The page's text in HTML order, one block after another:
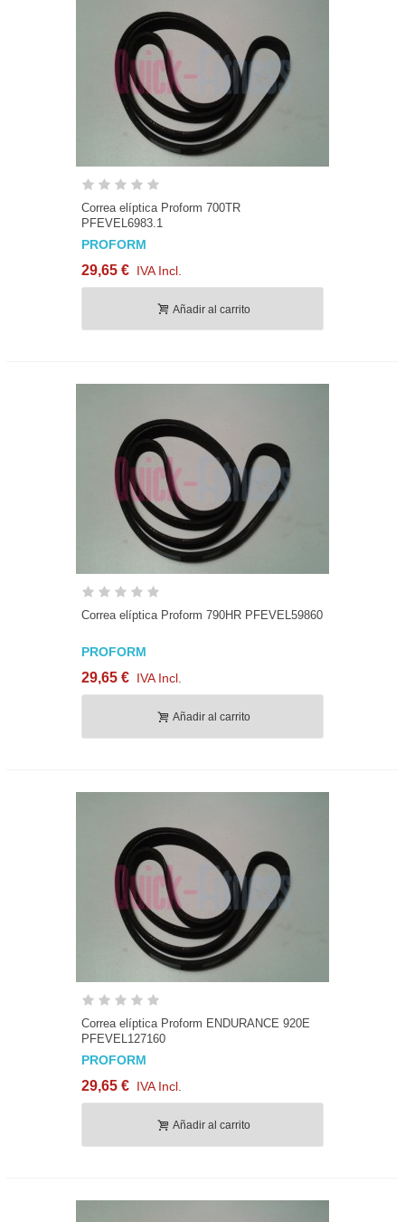
Correa elíptica Proform 700TR
PFEVEL6983.1
PROFORM
29,65 € IVA Incl.
Añadir al carrito
Correa elíptica Proform 790HR PFEVEL59860
PROFORM
29,65 € IVA Incl.
Añadir al carrito
Correa elíptica Proform ENDURANCE 920E
PFEVEL127160
PROFORM
29,65 € IVA Incl.
Añadir al carrito